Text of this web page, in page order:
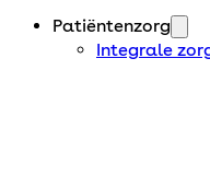
Patiëntenzorg
Integrale